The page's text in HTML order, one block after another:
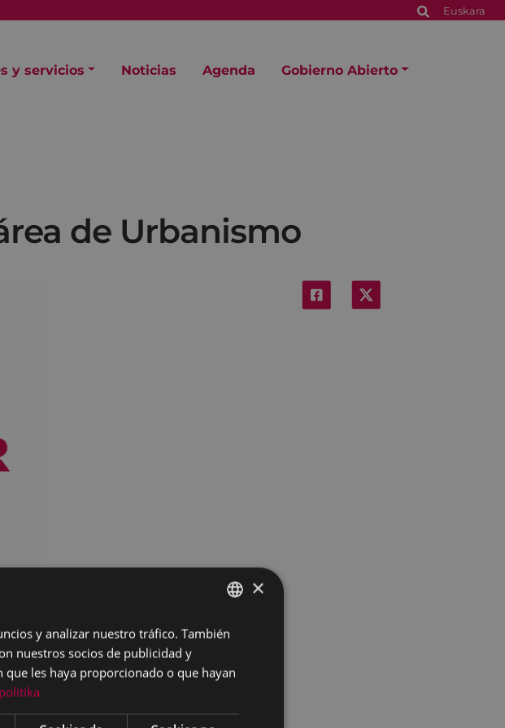
Euskara
y servicios Noticias Agenda Gobierno Abierto
de Urbanismo
y excluidas, y la fecha y hora
BASQUE
×
y analizar nuestro tráfico. También
nuestros socios de publicidad y
les haya proporcionado o que hayan